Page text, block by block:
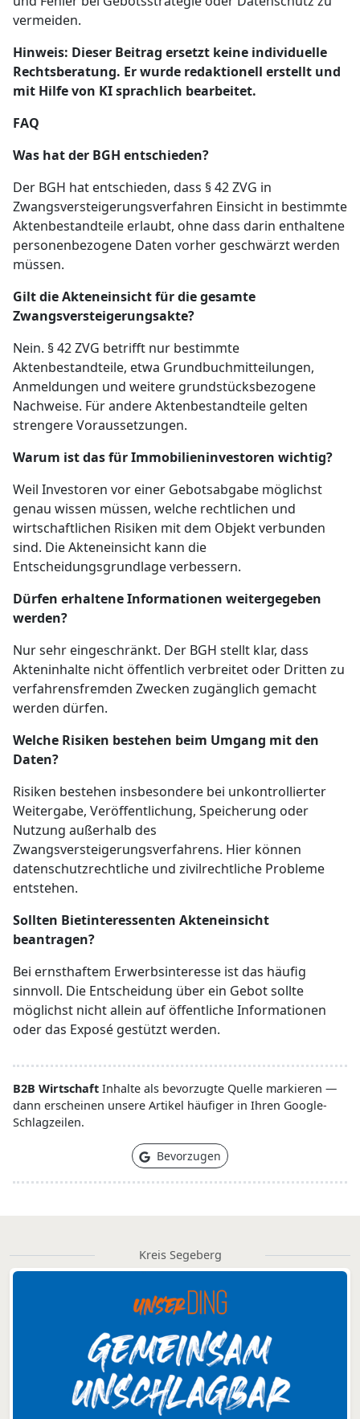
vermeiden.
Hinweis: Dieser Beitrag ersetzt keine individuelle
Rechtsberatung. Er wurde redaktionell erstellt und
mit Hilfe von KI sprachlich bearbeitet.
FAQ
Was hat der BGH entschieden?
Der BGH hat entschieden, dass § 42 ZVG in
Zwangsversteigerungsverfahren Einsicht in bestimmte
Aktenbestandteile erlaubt, ohne dass darin enthaltene
personenbezogene Daten vorher geschwärzt werden
müssen.
Gilt die Akteneinsicht für die gesamte
Zwangsversteigerungsakte?
Nein. § 42 ZVG betrifft nur bestimmte
Aktenbestandteile, etwa Grundbuchmitteilungen,
Anmeldungen und weitere grundstücksbezogene
Nachweise. Für andere Aktenbestandteile gelten
strengere Voraussetzungen.
Warum ist das für Immobilieninvestoren wichtig?
Weil Investoren vor einer Gebotsabgabe möglichst
genau wissen müssen, welche rechtlichen und
wirtschaftlichen Risiken mit dem Objekt verbunden
sind. Die Akteneinsicht kann die
Entscheidungsgrundlage verbessern.
Dürfen erhaltene Informationen weitergegeben
werden?
Nur sehr eingeschränkt. Der BGH stellt klar, dass
Akteninhalte nicht öffentlich verbreitet oder Dritten zu
verfahrensfremden Zwecken zugänglich gemacht
werden dürfen.
Welche Risiken bestehen beim Umgang mit den
Daten?
Risiken bestehen insbesondere bei unkontrollierter
Weitergabe, Veröffentlichung, Speicherung oder
Nutzung außerhalb des
Zwangsversteigerungsverfahrens. Hier können
datenschutzrechtliche und zivilrechtliche Probleme
entstehen.
Sollten Bietinteressenten Akteneinsicht
beantragen?
Bei ernsthaftem Erwerbsinteresse ist das häufig
sinnvoll. Die Entscheidung über ein Gebot sollte
möglichst nicht allein auf öffentliche Informationen
oder das Exposé gestützt werden.
B2B Wirtschaft Inhalte als bevorzugte Quelle markieren —
dann erscheinen unsere Artikel häufiger in Ihren Google-
Schlagzeilen.
Bevorzugen
Kreis Segeberg